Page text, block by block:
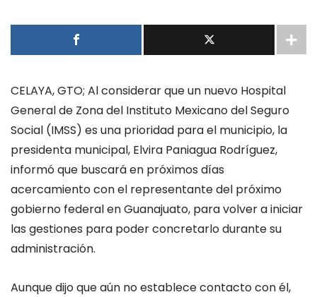
CELAYA, GTO; Al considerar que un nuevo Hospital
General de Zona del Instituto Mexicano del Seguro
Social (IMSS) es una prioridad para el municipio, la
presidenta municipal, Elvira Paniagua Rodríguez,
informó que buscará en próximos días
acercamiento con el representante del próximo
gobierno federal en Guanajuato, para volver a iniciar
las gestiones para poder concretarlo durante su
administración.
Aunque dijo que aún no establece contacto con él,